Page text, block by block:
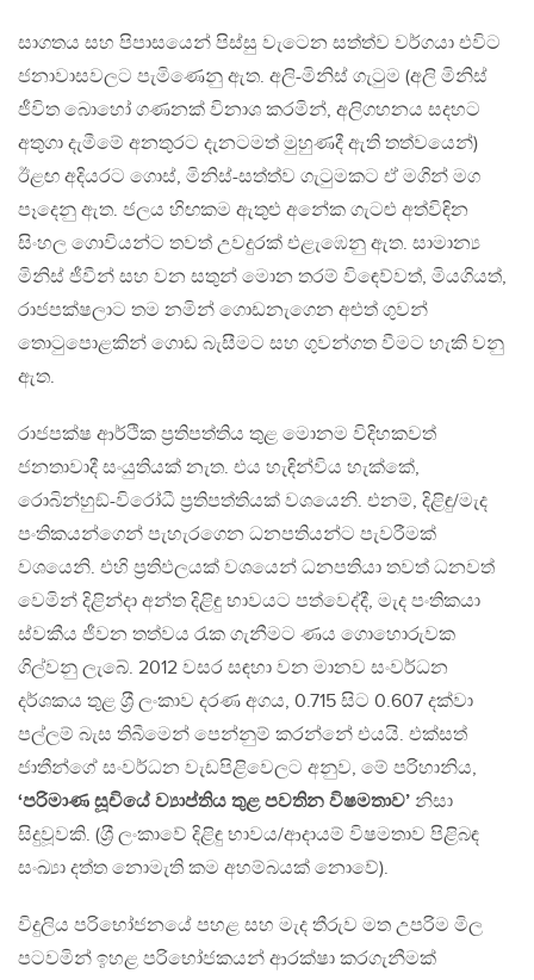
සාගතය සහ පිපාසයෙන් පිස්සු වැටෙන සත්ත්ව වර්ගයා එවිට
ජනාවාසවලට පැමිණෙනු ඇත. අලි-මිනිස් ගැටුම (අලි මිනිස්
ජීවිත බොහෝ ගණනක් විනාශ කරමින්, අලිගහනය සදහට
අතුගා දැමීමේ අනතුරට දැනටමත් මුහුණදී ඇති තත්වයෙන්)
ඊළඟ අදියරට ගොස්, මිනිස්-සත්ත්ව ගැටුමකට ඒ මගින් මග
පෑදෙනු ඇත. ජලය හිඟකම ඇතුළු අනේක ගැටළු අත්විඳින
සිංහල ගොවියන්ට තවත් උවදුරක් එළැඹෙනු ඇත. සාමාන්‍ය
මිනිස් ජීවීන් සහ වන සතුන් මොන තරම් විඳෙව්වත්, මියගියත්,
රාජපක්ෂලාට තම නමින් ගොඩනැගෙන අළුත් ගුවන්
තොටුපොළකින් ගොඩ බැසීමට සහ ගුවන්ගත වීමට හැකි වනු
ඇත.
රාජපක්ෂ ආර්ථික ප‍්‍රතිපත්තිය තුළ මොනම විදිහකවත්
ජනතාවාදී සංයුතියක් නැත. එය හැඳින්විය හැක්කේ,
රොබින්හුඞ්-විරෝධී ප‍්‍රතිපත්තියක් වශයෙනි. එනම්, දිළිඳු/මැද
පංතිකයන්ගෙන් පැහැරගෙන ධනපතියන්ට පැවරීමක්
වශයෙනි. එහි ප‍්‍රතිඵලයක් වශයෙන් ධනපතියා තවත් ධනවත්
වෙමින් දිළින්දා අන්ත දිළිඳු භාවයට පත්වෙද්දී, මැද පංතිකයා
ස්වකීය ජීවන තත්වය රැක ගැනීමට ණය ගොහොරුවක
ගිල්වනු ලැබේ. 2012 වසර සඳහා වන මානව සංවර්ධන
දර්ශකය තුළ ශ‍්‍රී ලංකාව දරණ අගය, 0.715 සිට 0.607 දක්වා
පල්ලම් බැස තිබීමෙන් පෙන්නුම් කරන්නේ එයයි. එක්සත්
ජාතීන්ගේ සංවර්ධන වැඩපිළිවෙලට අනුව, මේ පරිහානිය,
‘පරිමාණ සූචියේ ව්‍යාප්තිය තුළ පවතින විෂමතාව’ නිසා
සිදුවූවකි. (ශ‍්‍රී ලංකාවේ දිළිඳු භාවය/ආදායම් විෂමතාව පිළිබඳ
සංඛ්‍යා දත්ත නොමැති කම අහම්බයක් නොවේ).
විදුලිය පරිභෝජනයේ පහළ සහ මැද තීරුව මත උපරිම මිල
පටවමින් ඉහළ පරිභෝජකයන් ආරක්ෂා කරගැනීමක්